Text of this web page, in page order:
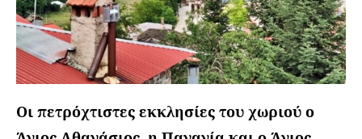
Οι πετρόχτιστες εκκλησίες του χωριού ο